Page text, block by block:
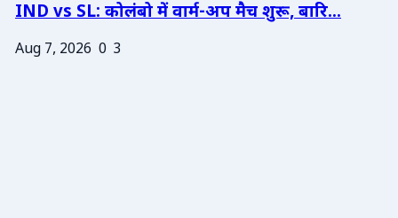
IND vs SL: कोलंबो में वार्म-अप मैच शुरू, बारि...
Aug 7, 2026 0 3